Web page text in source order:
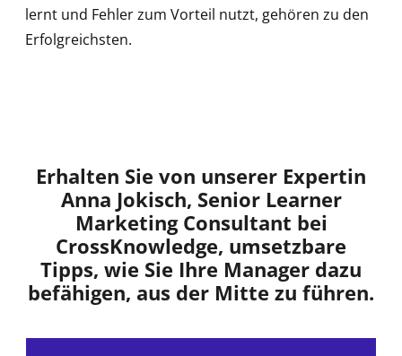
lernt und Fehler zum Vorteil nutzt, gehören zu den
Erfolgreichsten.
Erhalten Sie von unserer Expertin
Anna Jokisch, Senior Learner
Marketing Consultant bei
CrossKnowledge, umsetzbare
Tipps, wie Sie Ihre Manager dazu
befähigen, aus der Mitte zu führen.